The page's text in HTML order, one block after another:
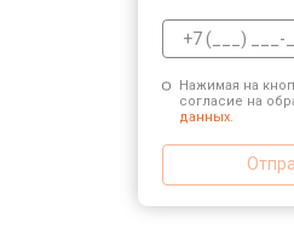
Нажимая на
согласие на
данных.